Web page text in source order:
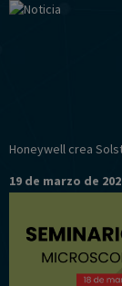
Honeywell crea
19 de marzo de